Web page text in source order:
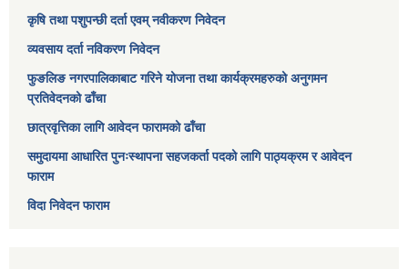
कृषि तथा पशुपन्छी दर्ता एवम् नवीकरण निवेदन
व्यवसाय दर्ता नविकरण निवेदन
फुङलिङ नगरपालिकाबाट गरिने योजना तथा कार्यक्रमहरुको अनुगमन
प्रतिवेदनको ढाँचा
छात्रवृत्तिका लागि आवेदन फारामको ढाँचा
समुदायमा आधारित पुनःस्थापना सहजकर्ता पदको लागि पाठ्यक्रम र आवेदन
फाराम
विदा निवेदन फाराम